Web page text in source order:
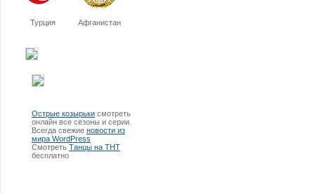
Турция Афганистан
Острые козырьки смотреть
онлайн все сезоны и серии.
Всегда свежие новости из
мира WordPress
Смотреть Танцы на ТНТ
бесплатно